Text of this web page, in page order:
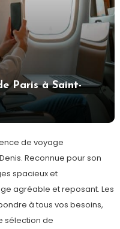
Paris à Saint-
de voyage
Reconnue pour son
spacieux et
agréable et reposant. Les
à tous vos besoins,
sélection de